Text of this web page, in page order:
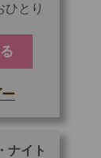
ひとり
ナイト